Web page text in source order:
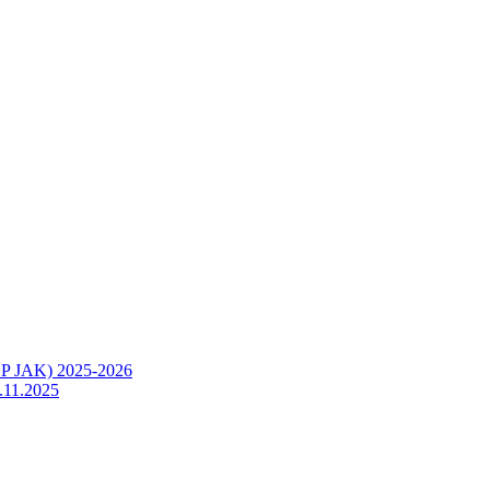
JAK) 2025-2026